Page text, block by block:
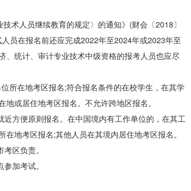
术人员继续教育的规定〉的通知》(财会〔2018〕
员在报名前还应完成2022年至2024年或2023年至
统计、审计专业技术中级资格的报考人员也应尽
所在地考区报名;符合报名条件的在校学生，在其学
或居住地考区报名。不允许跨地区报名。
方便原则报名。在中国境内有工作单位的，在其工
地考区报名;其他人员在其境内居住地考区报名。
区负责。
加考试。